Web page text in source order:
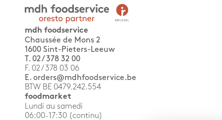
mdh foodservice
Chaussée de Mons 2
1600 Sint-Pieters-Leeuw
T. 02 / 378 32 00
F. 02 / 378 03 06
E. orders@mdhfoodservice.be
BTW BE 0479.242.554
foodmarket
Lundi au samedi
06:00-17:30 (continu)